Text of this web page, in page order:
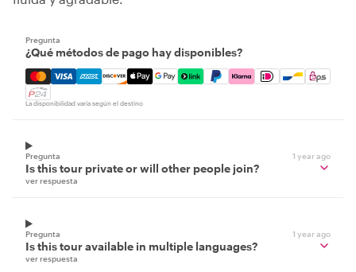
Pregunta
¿Qué métodos de pago hay disponibles?
Mastercard, Visa, Amex, Discover, Apple Pay, Google
La disponibilidad varía según el destino
Pregunta 1 year ago
Is this tour private or will other people join?
ver respuesta
Pregunta 1 year ago
Is this tour available in multiple languages?
ver respuesta